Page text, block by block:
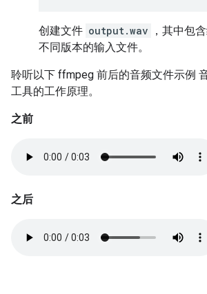
创建文件 output.wav
，其中包
不同版本的输入文件。
聆听以下 ffmpeg 前后的音频文件示例
工具的工作原理。
之前
之后